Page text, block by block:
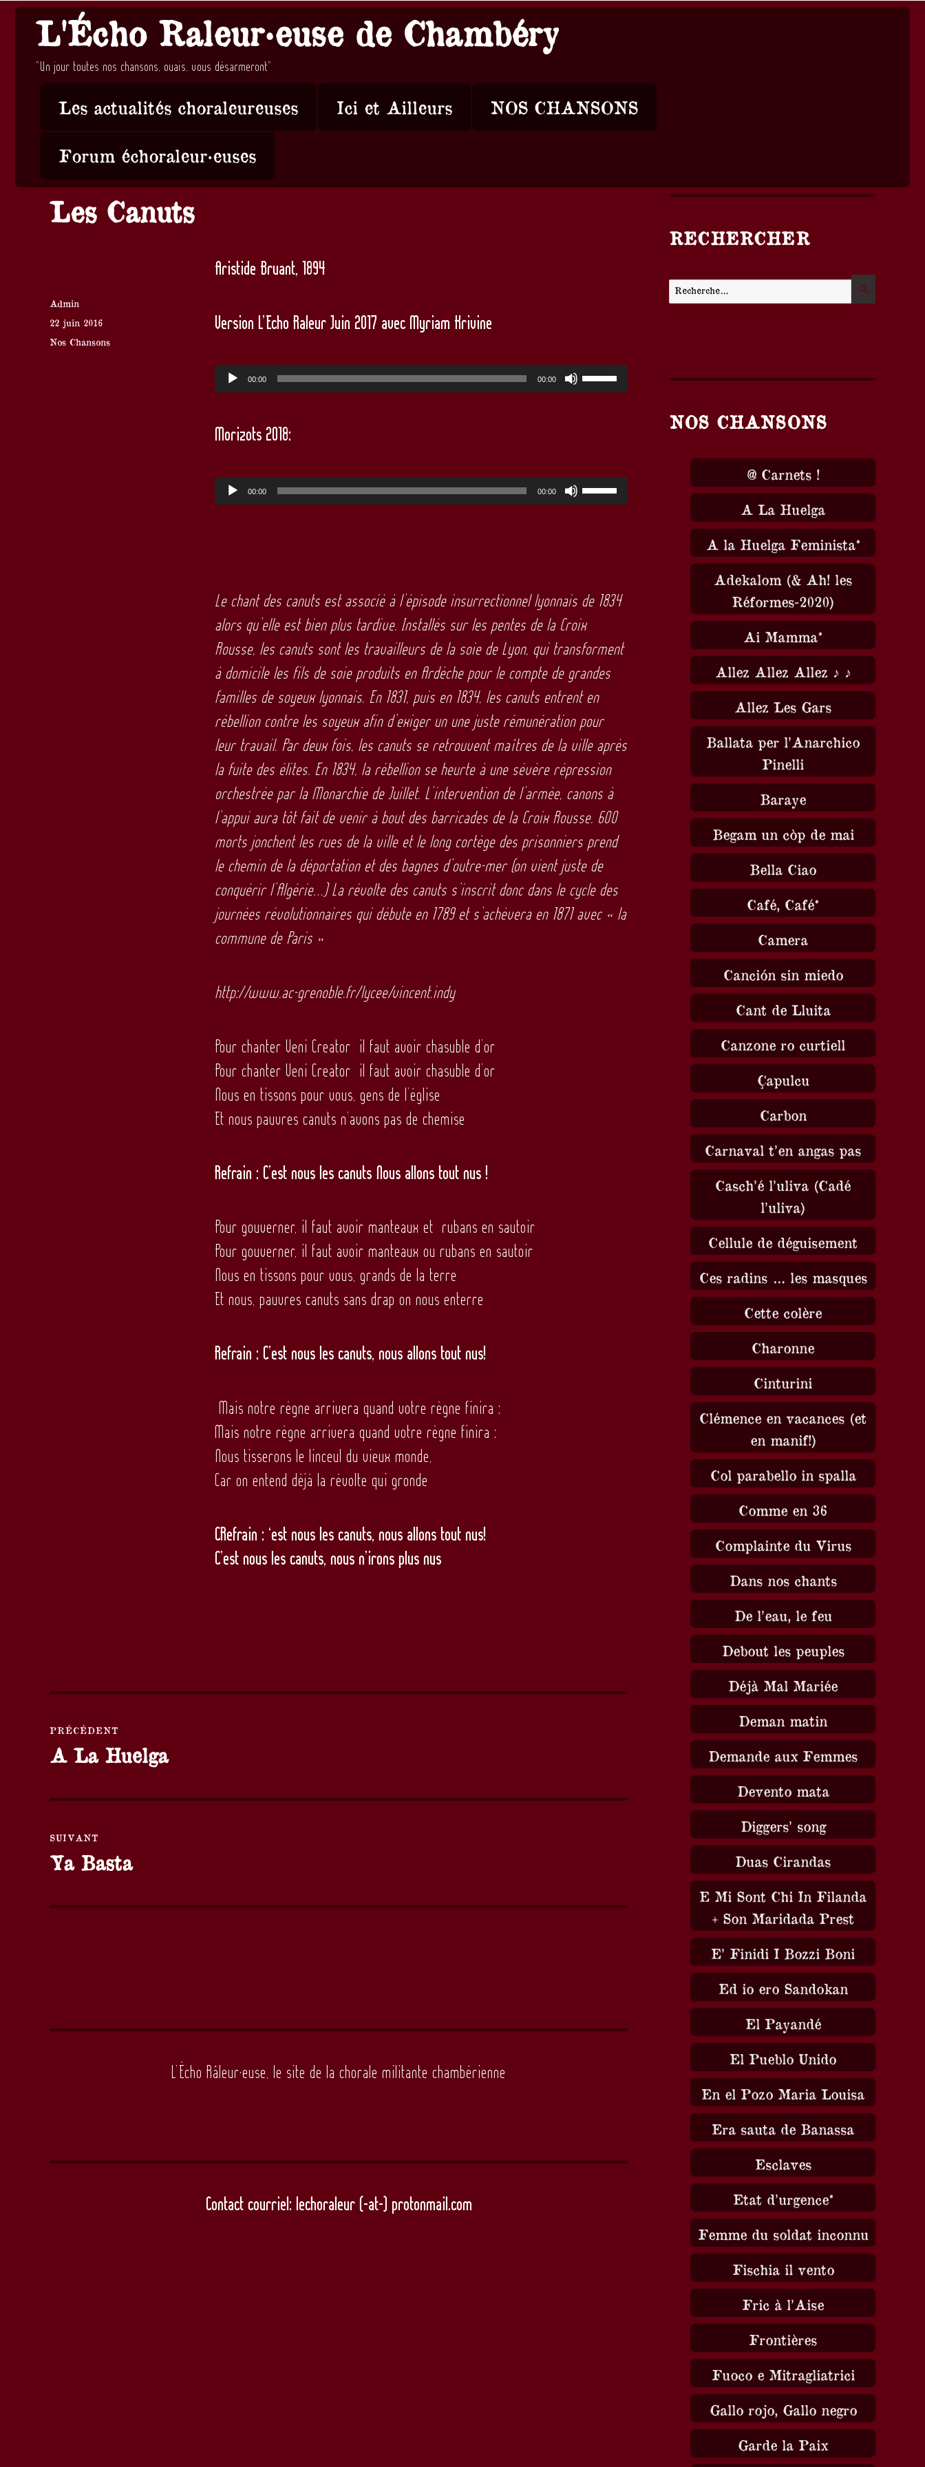
L'Écho Raleur·euse de Chambéry
"Un jour toutes nos chansons, ouais, vous désarmeront"
Les actualités choraleureuses Ici et Ailleurs NOS CHANSONS
Forum échoraleur·euses
Les Canuts
Aristide Bruant, 1894
Version L’Echo Raleur Juin 2017 avec Myriam Krivine
Lecteur00:00 00:00
Utilisez
pour
augmenter
volume.
Morizots 2018:
Lecteur00:00 00:00
Utilisez
augmenter
ou
diminuer
le
volume.
Le chant des canuts estassocié à l’épisode insurrectionnel lyonnais de 1834
alors qu’elle est bien plus tardive. Installés sur les pentes de la Croix
Rousse, les canuts sont les travailleurs de la soie de Lyon, qui transforment
à domicile les fils de soie produits en Ardèche pour le compte de grandes
familles de soyeux lyonnais. En 1831, puis en 1834, les canuts entrent en
rébellion contre les soyeux afin d’exiger un une juste rémunération pour
leur travail. Par deux fois, les canuts se retrouvent maîtres de la ville après
la fuite des élites. En 1834, la rébellion se heurte à une sévère répression
orchestrée par la Monarchie de Juillet. L’intervention de l’armée, canons à
l’appui aura tôt fait de venir à bout des barricades de la Croix Rousse. 600
morts jonchent les rues de la ville et le long cortège des prisonniers prend
le chemin de la déportation et des bagnes d’outre-mer (on vient juste de
conquérir l’Algérie…) La révolte des canuts s’inscrit donc dans le cycle des
journées révolutionnaires qui débute en 1789 et s’achèvera en 1871 avec « la
commune de Paris »
http://www.ac-grenoble.fr/lycee/vincent.indy
Pour chanter Veni Creator il faut avoir chasuble d’or
Pour chanter Veni Creator il faut avoir chasuble d’or
Nous en tissons pour vous, gens de l’église
Et nous pauvres canuts n’avons pas de chemise
Refrain : C’est nous les canuts Nous allons tout nus !
Pour gouverner, il faut avoir manteaux et rubans en sautoir
Pour gouverner, il faut avoir manteaux ou rubans en sautoir
Nous en tissons pour vous, grands de la terre
Et nous, pauvres canuts sans drap on nous enterre
Refrain : C’est nous les canuts, nous allons tout nus!
Mais notre règne arrivera quand votre règne finira :
Mais notre règne arrivera quand votre règne finira :
Nous tisserons le linceul du vieux monde,
Car on entend déjà la révolte qui gronde
CRefrain : ‘est nous les canuts, nous allons tout nus!
C’est nous les canuts, nous n’irons plus nus
Auteur
Admin
Publié
le
22 juin 2016
Catégories
Nos Chansons
de
PRÉCÉDENT
Publication
A La Huelga
SUIVANT
Publication
Ya Basta
L’Écho Râleur·euse, le site de la chorale militante chambérienne
Contact courriel: lechoraleur (-at-) protonmail.com
RECHERCHER
Recherche
NOS CHANSONS
@ Carnets !
A La Huelga
A la Huelga Feminista*
Adekalom (& Ah! les
Réformes-2020)
Ai Mamma*
Allez Allez Allez ♪ ♪
Allez Les Gars
Ballata per l’Anarchico
Pinelli
Baraye
Begam un còp de mai
Bella Ciao
Café, Café*
Camera
Canción sin miedo
Cant de Lluita
Canzone ro curtiell
Çapulcu
Carbon
Carnaval t’en angas pas
Casch’é l’uliva (Cadé
l’uliva)
Cellule de déguisement
Ces radins … les masques
Cette colère
Charonne
Cinturini
Clémence en vacances (et
en manif!)
Col parabello in spalla
Comme en 36
Complainte du Virus
Dans nos chants
De l’eau, le feu
Debout les peuples
Déjà Mal Mariée
Deman matin
Demande aux Femmes
Devento mata
Diggers’ song
Duas Cirandas
E Mi Sont Chi In Filanda
+ Son Maridada Prest
E’ Finidi I Bozzi Boni
Ed io ero Sandokan
El Payandé
El Pueblo Unido
En el Pozo Maria Louisa
Era sauta de Banassa
Esclaves
Etat d’urgence*
Femme du soldat inconnu
Fischia il vento
Fric à l’Aise
Frontières
Fuoco e Mitragliatrici
Gallo rojo, Gallo negro
Garde la Paix